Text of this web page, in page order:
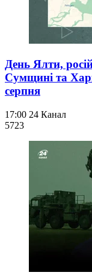
День Ялти,
Сумщині та
серпня
17:00 24 Канал
5723